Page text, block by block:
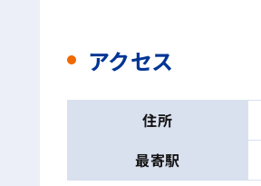
アクセス
住所
最寄駅